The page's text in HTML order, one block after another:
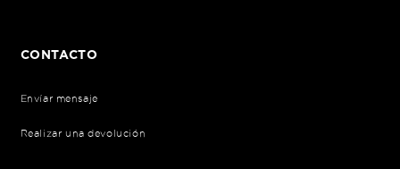
CONTACTO
Envíar mensaje
Realizar una devolución